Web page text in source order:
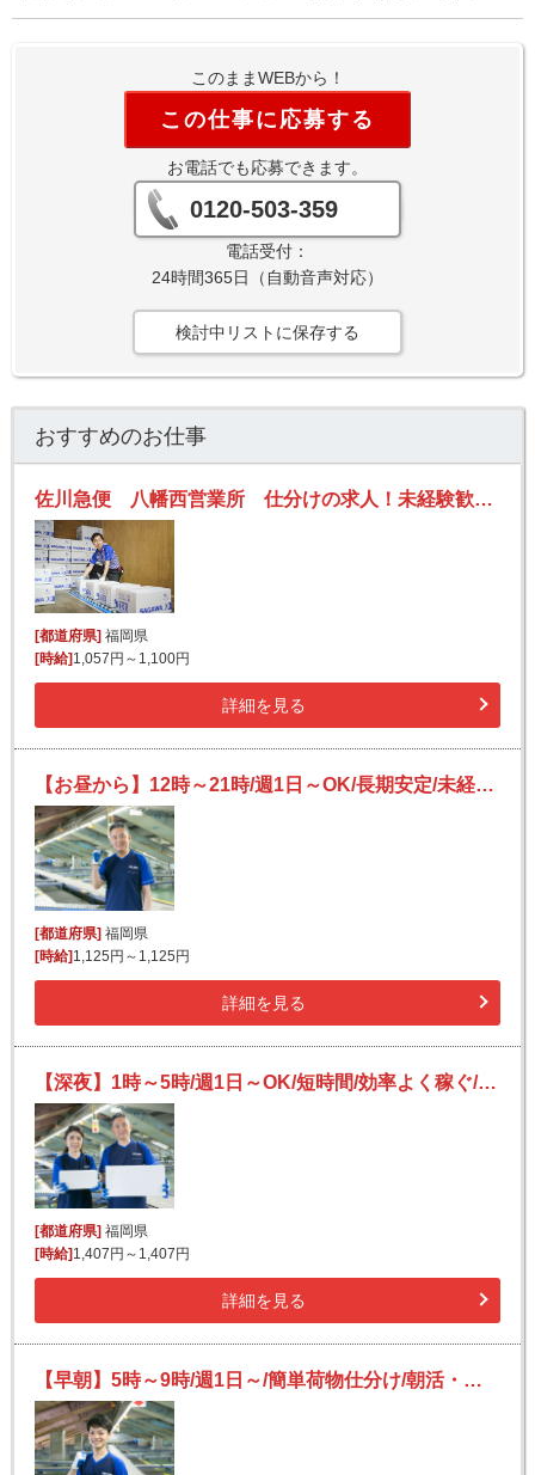
このままWEBから！
この仕事に応募する
お電話でも応募できます。
0120-503-359
電話受付：
24時間365日（自動音声対応）
検討中リストに保存する
おすすめのお仕事
佐川急便 八幡西営業所 仕分けの求人！未経験歓迎！先輩たちがサポートします♪
[都道府県] 福岡県
[時給] 1,057円～1,100円
詳細を見る
【お昼から】12時～21時/週1日～OK/長期安定/未経験OK♪/宅配便の仕分け
[都道府県] 福岡県
[時給] 1,125円～1,125円
詳細を見る
【深夜】1時～5時/週1日～OK/短時間/効率よく稼ぐ/未経験OK/宅配便の仕分け
[都道府県]福岡県
[時給]1,407円～1,407円
詳細を見る
【早朝】5時～9時/週1日～/簡単荷物仕分け/朝活・短時間/日払い可(規定有)/副業歓迎